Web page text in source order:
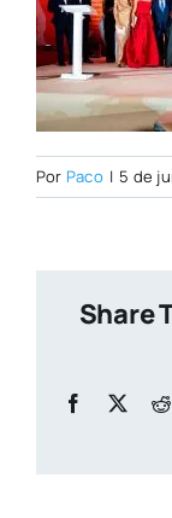
Por Paco | 5 de
Share
Facebook
X